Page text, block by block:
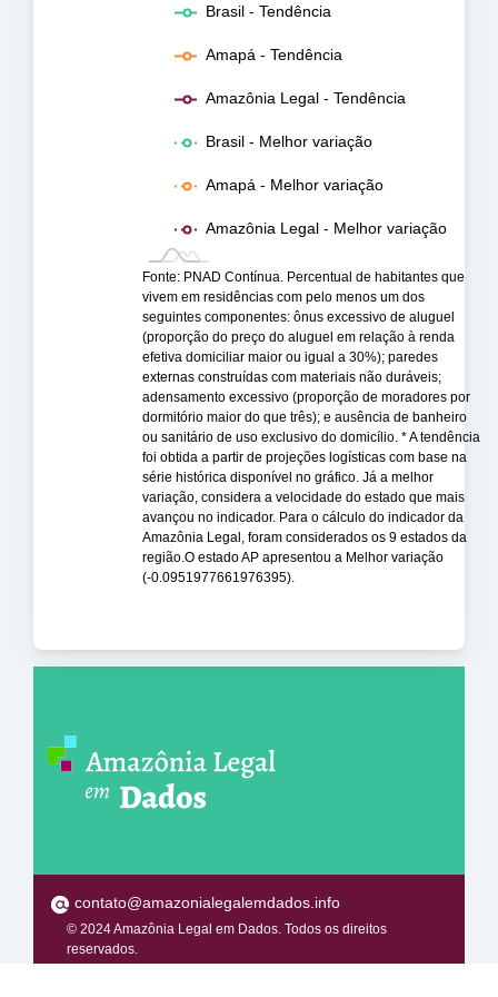
Brasil - Tendência
Amapá - Tendência
Amazônia Legal - Tendência
Brasil - Melhor variação
Amapá - Melhor variação
Amazônia Legal - Melhor variação
Fonte: PNAD Contínua. Percentual de habitantes que
vivem em residências com pelo menos um dos
seguintes componentes: ônus excessivo de aluguel
(proporção do preço do aluguel em relação à renda
efetiva domiciliar maior ou igual a 30%); paredes
externas construídas com materiais não duráveis;
adensamento excessivo (proporção de moradores por
dormitório maior do que três); e ausência de banheiro
ou sanitário de uso exclusivo do domicílio. * A tendência
foi obtida a partir de projeções logísticas com base na
série histórica disponível no gráfico. Já a melhor
variação, considera a velocidade do estado que mais
avançou no indicador. Para o cálculo do indicador da
Amazônia Legal, foram considerados os 9 estados da
região.O estado AP apresentou a Melhor variação
(-0.0951977661976395).
contato@amazonialegalemdados.info
© 2024 Amazônia Legal em Dados. Todos os direitos
reservados.